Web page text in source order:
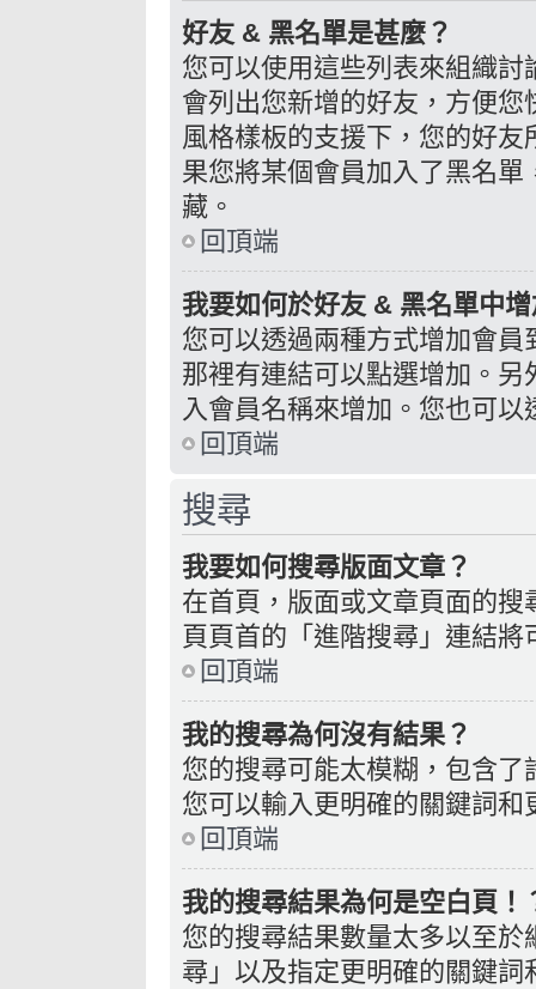
好友 & 黑名單是甚麼？
您可以使用這些列表來組織
會列出您新增的好友，方便
風格樣板的支援下，您的好
果您將某個會員加入了黑名
藏。
回頂端
我要如何於好友 & 黑名單中
您可以透過兩種方式增加會
那裡有連結可以點選增加。
入會員名稱來增加。您也可
回頂端
搜尋
我要如何搜尋版面文章？
在首頁，版面或文章頁面的
頁頁首的「進階搜尋」連結
回頂端
我的搜尋為何沒有結果？
您的搜尋可能太模糊，包含
您可以輸入更明確的關鍵詞
回頂端
我的搜尋結果為何是空白頁！
您的搜尋結果數量太多以至
尋」以及指定更明確的關鍵詞